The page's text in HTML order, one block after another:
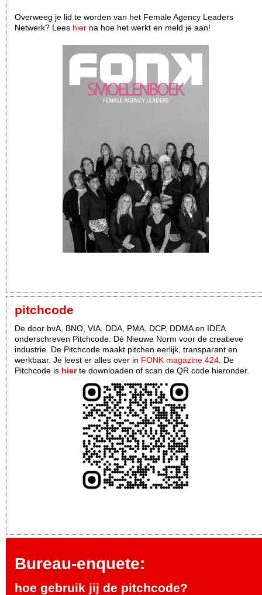
Overweeg je lid te worden van het Female Agency Leaders
Netwerk? Lees hier na hoe het werkt en meld je aan!
pitchcode
De door bvA, BNO, VIA, DDA, PMA, DCP, DDMA en IDEA
onderschreven Pitchcode. Dè Nieuwe Norm voor de creatieve
industrie. De Pitchcode maakt pitchen eerlijk, transparant en
werkbaar. Je leest er alles over in FONK magazine 424 . De
Pitchcode is hierte downloaden of scan de QR code hieronder.
Bureau-enquete:
hoe gebruik jij de pitchcode?